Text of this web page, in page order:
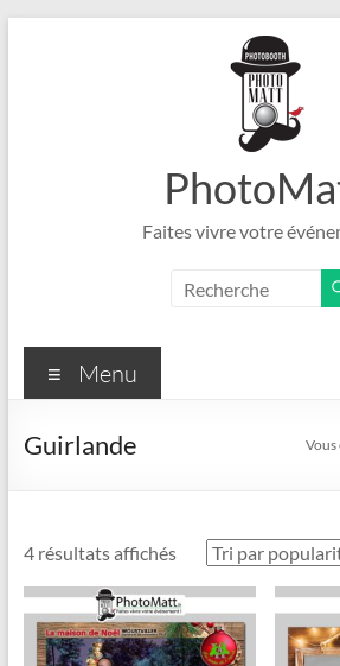
Faites vivre votre
Menu
Guirlande Vous
4 résultats affichésTrié
popularité